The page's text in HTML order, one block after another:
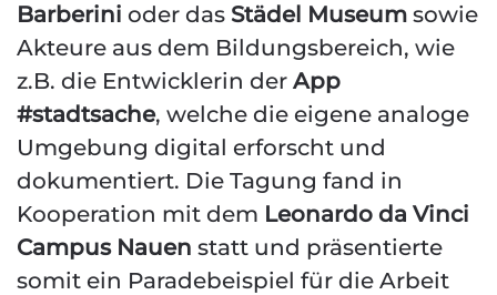
Barberini oder das Städel Museum sowie
Akteure aus dem Bildungsbereich, wie
z.B. die Entwicklerin der App
#stadtsache, welche die eigene analoge
Umgebung digital erforscht und
dokumentiert. Die Tagung fand in
Kooperation mit dem Leonardo da Vinci
Campus Nauen statt und präsentierte
somit ein Paradebeispiel für die Arbeit